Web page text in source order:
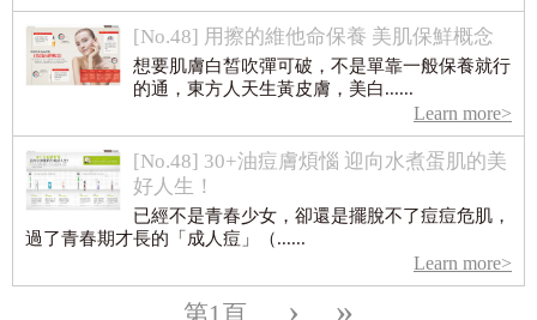
[No.48] 用擦的維他命保養 美肌保鮮概念
想要肌膚白皙吹彈可破，不是單靠一般保養就行
的通，東方人天生黃皮膚，美白......
Learn more>
[No.48] 30+油痘膚煩惱 迎向水煮蛋肌的美
好人生！
已經不是青春少女，卻還是擺脫不了痘痘危肌，
過了青春期才長的「成人痘」（......
Learn more>
第1頁 › »